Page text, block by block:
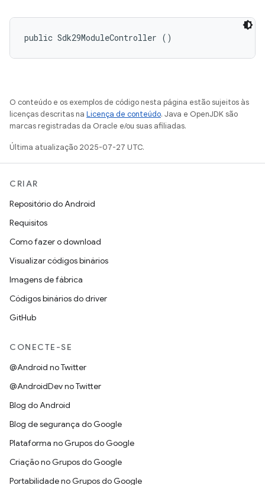
public Sdk29ModuleController ()
O conteúdo e os exemplos de código nesta página estão sujeitos às
licenças descritas na Licença de conteúdo. Java e OpenJDK são
marcas registradas da Oracle e/ou suas afiliadas.
Última atualização 2025-07-27 UTC.
CRIAR
Repositório do Android
Requisitos
Como fazer o download
Visualizar códigos binários
Imagens de fábrica
Códigos binários do driver
GitHub
CONECTE-SE
@Android no Twitter
@AndroidDev no Twitter
Blog do Android
Blog de segurança do Google
Plataforma no Grupos do Google
Criação no Grupos do Google
Portabilidade no Grupos do Google